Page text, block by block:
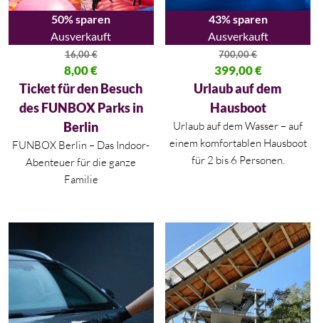
50% sparen
Ausverkauft
16,00€
Ursprünglicher Preis war: 16,00 €
8,00€
Aktueller Preis ist: 8,00 €.
Ticket für den Besuch
des FUNBOX Parks in
Berlin
FUNBOX Berlin – Das Indoor-
Abenteuer für die ganze
Familie
43% sparen
Ausverkauft
700,00€
Ursprünglicher Preis war:
399,00€
Aktueller Preis ist: 399,00 €.
Urlaub auf dem
Hausboot
Urlaub auf dem Wasser – auf
einem komfortablen Hausboot
für 2 bis 6 Personen.